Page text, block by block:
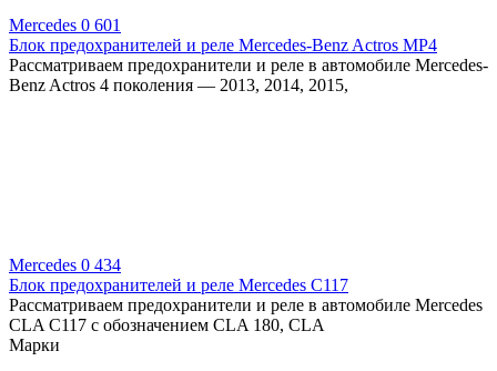
Mercedes 0 601
Блок предохранителей и реле Mercedes-Benz Actros MP4
Рассматриваем предохранители и реле в автомобиле Mercedes-
Benz Actros 4 поколения — 2013, 2014, 2015,
Mercedes 0 434
Блок предохранителей и реле Mercedes C117
Рассматриваем предохранители и реле в автомобиле Mercedes
CLA C117 с обозначением CLA 180, CLA
Марки